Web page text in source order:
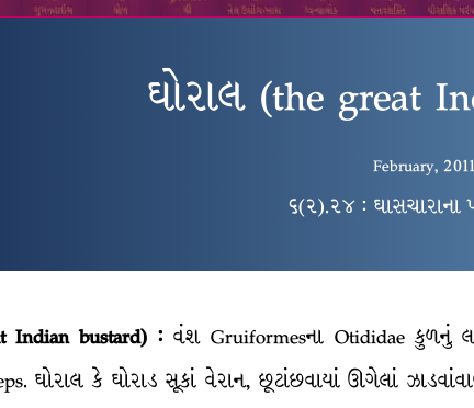
ઘોરાલ (the great
February, 2011
૬(૨).૨૪ : ઘાસચારાના
Indian bustard) : વંશ Gruiformesના Otididae કુળનું
ઘોરાલ કે ઘોરાડ સૂકાં વેરાન, છૂટાંછવાયાં ઊગેલાં